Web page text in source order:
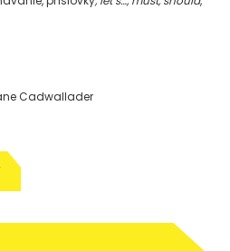
Cadwallader